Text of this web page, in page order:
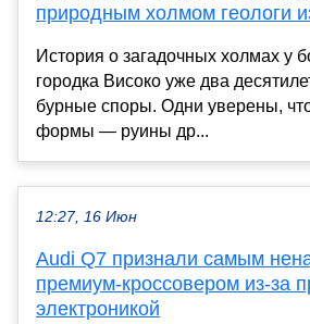
природным холмом геологи
История о загадочных холмах у
городка Високо уже два
бурные споры. Одни уверены, что
формы — руины др...
12:27, 16 Июн
Audi Q7 признали самым
премиум-кроссовером из-за
электроникой